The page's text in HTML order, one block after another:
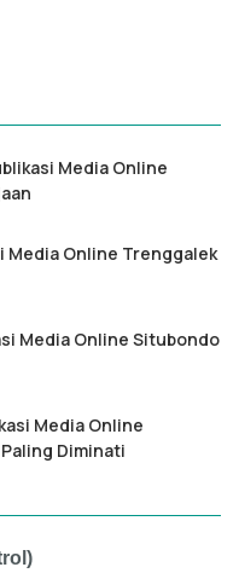
Media Online
Media Online Trenggalek
Media Online Situbondo
Media Online
Diminati